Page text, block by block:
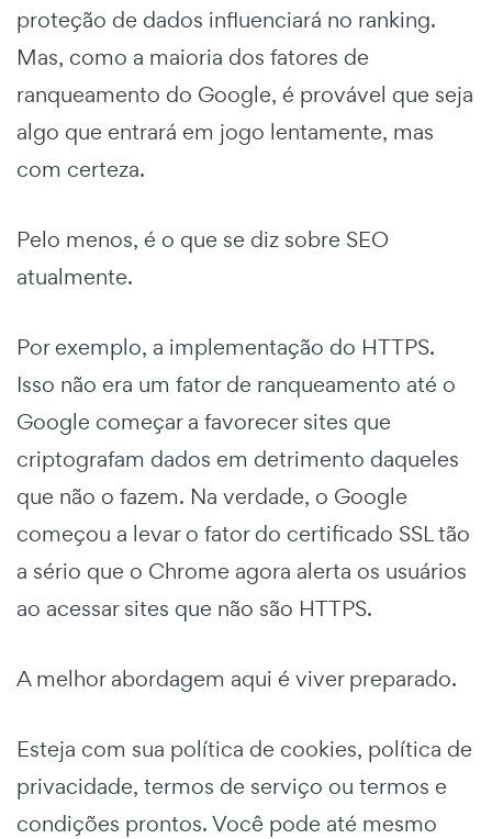
proteção de dados influenciará no ranking.
Mas, como a maioria dos fatores de
ranqueamento do Google, é provável que seja
algo que entrará em jogo lentamente, mas
com certeza.
Pelo menos, é o que se diz sobre SEO
atualmente.
Por exemplo, a implementação do HTTPS.
Isso não era um fator de ranqueamento até o
Google começar a favorecer sites que
criptografam dados em detrimento daqueles
que não o fazem. Na verdade, o Google
começou a levar o fator do certificado SSL tão
a sério que o Chrome agora alerta os usuários
ao acessar sites que não são HTTPS.
A melhor abordagem aqui é viver preparado.
Esteja com sua política de cookies, política de
privacidade, termos de serviço ou termos e
condições prontos. Você pode até mesmo